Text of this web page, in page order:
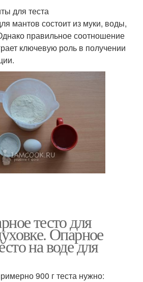
для теста
мантов состоит из муки, воды,
правильное соотношение
ключевую роль в получении
тесто для
Опарное
на воде для
900 г теста нужно: